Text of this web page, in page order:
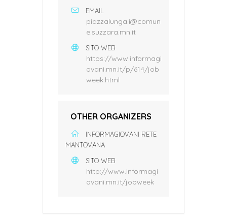
EMAIL
piazzalunga.i@comun
e.suzzara.mn.it
SITO WEB
https://www.informagi
ovani.mn.it/p/614/job
week.html
OTHER ORGANIZERS
INFORMAGIOVANI RETE
MANTOVANA
SITO WEB
http://www.informagi
ovani.mn.it/jobweek